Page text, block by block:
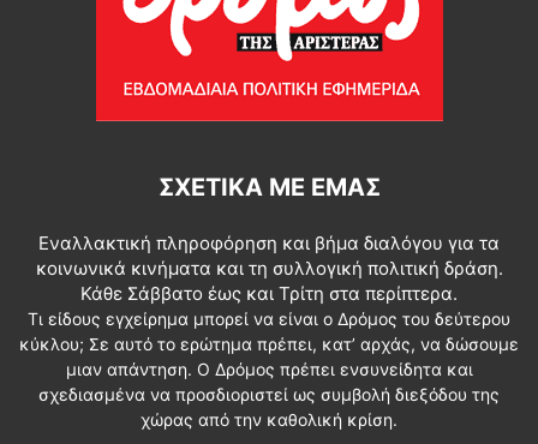
ΣΧΕΤΙΚΆ ΜΕ ΕΜΆΣ
Εναλλακτική πληροφόρηση και βήμα διαλόγου για τα
κοινωνικά κινήματα και τη συλλογική πολιτική δράση.
Κάθε Σάββατο έως και Τρίτη στα περίπτερα.
Τι είδους εγχείρημα μπορεί να είναι ο Δρόμος του δεύτερου
κύκλου; Σε αυτό το ερώτημα πρέπει, κατ’ αρχάς, να δώσουμε
μιαν απάντηση. Ο Δρόμος πρέπει ενσυνείδητα και
σχεδιασμένα να προσδιοριστεί ως συμβολή διεξόδου της
χώρας από την καθολική κρίση.